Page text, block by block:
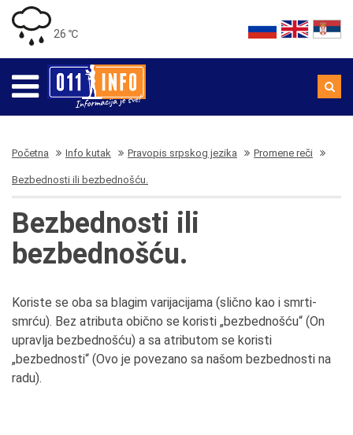
26 ℃
Početna Info kutak Pravopis srpskog jezika Promene reči
Bezbednosti ili bezbednošću.
Bezbednosti ili
bezbednošću.
Koriste se oba sa blagim varijacijama (slično kao i smrti-
smrću). Bez atributa obično se koristi „bezbednošću“ (On
upravlja bezbednošću) a sa atributom se koristi
„bezbednosti“ (Ovo je povezano sa našom bezbednosti na
radu).